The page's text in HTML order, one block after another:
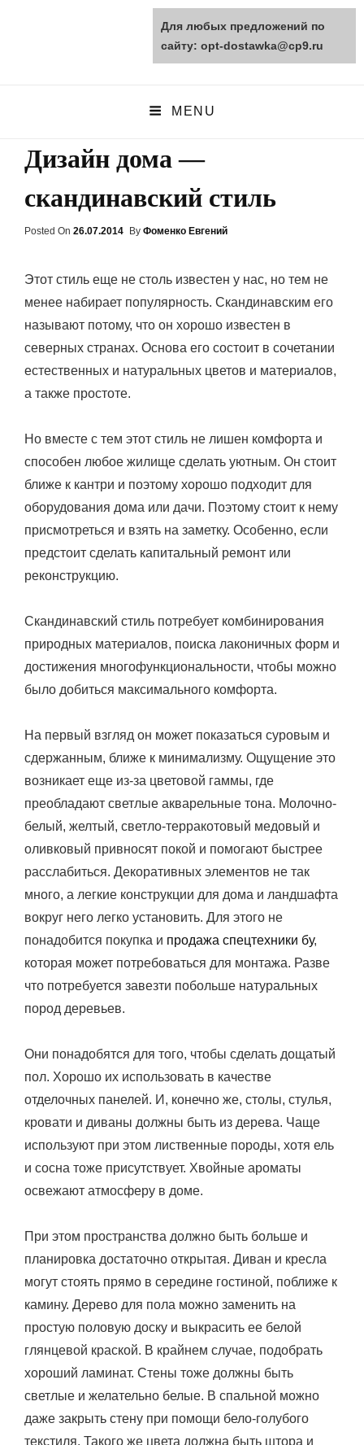
opt-dostawka.ru
MENU
Дизайн дома —
скандинавский стиль
Posted On Posted
26.07.2014 By Фоменко Евгений
Этот стиль еще не столь известен у нас, но тем не
менее набирает популярность. Скандинавским его
называют потому, что он хорошо известен в
северных странах. Основа его состоит в сочетании
естественных и натуральных цветов и материалов,
а также простоте.
Но вместе с тем этот стиль не лишен комфорта и
способен любое жилище сделать уютным. Он стоит
ближе к кантри и поэтому хорошо подходит для
оборудования дома или дачи. Поэтому стоит к нему
присмотреться и взять на заметку. Особенно, если
предстоит сделать капитальный ремонт или
реконструкцию.
Скандинавский стиль потребует комбинирования
природных материалов, поиска лаконичных форм и
достижения многофункциональности, чтобы можно
было добиться максимального комфорта.
На первый взгляд он может показаться суровым и
сдержанным, ближе к минимализму. Ощущение это
возникает еще из-за цветовой гаммы, где
преобладают светлые акварельные тона. Молочно-
белый, желтый, светло-терракотовый медовый и
оливковый привносят покой и помогают быстрее
расслабиться. Декоративных элементов не так
много, а легкие конструкции для дома и ландшафта
вокруг него легко установить. Для этого не
понадобится покупка и продажа спецтехники бу,
которая может потребоваться для монтажа. Разве
что потребуется завезти побольше натуральных
пород деревьев.
Они понадобятся для того, чтобы сделать дощатый
пол. Хорошо их использовать в качестве
отделочных панелей. И, конечно же, столы, стулья,
кровати и диваны должны быть из дерева. Чаще
используют при этом лиственные породы, хотя ель
и сосна тоже присутствует. Хвойные ароматы
освежают атмосферу в доме.
При этом пространства должно быть больше и
планировка достаточно открытая. Диван и кресла
могут стоять прямо в середине гостиной, поближе к
камину. Дерево для пола можно заменить на
простую половую доску и выкрасить ее белой
глянцевой краской. В крайнем случае, подобрать
хороший ламинат. Стены тоже должны быть
светлые и желательно белые. В спальной можно
даже закрыть стену при помощи бело-голубого
текстиля. Такого же цвета должна быть штора и
Для любых предложений по
сайту: opt-dostawka@cp9.ru